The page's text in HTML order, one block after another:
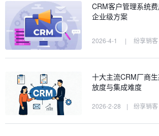
CRM客户管理系统
企业级方案
2026-4-1 | 纷享销客
十大主流CRM厂商
放度与集成难度
2026-2-28 | 纷享销客